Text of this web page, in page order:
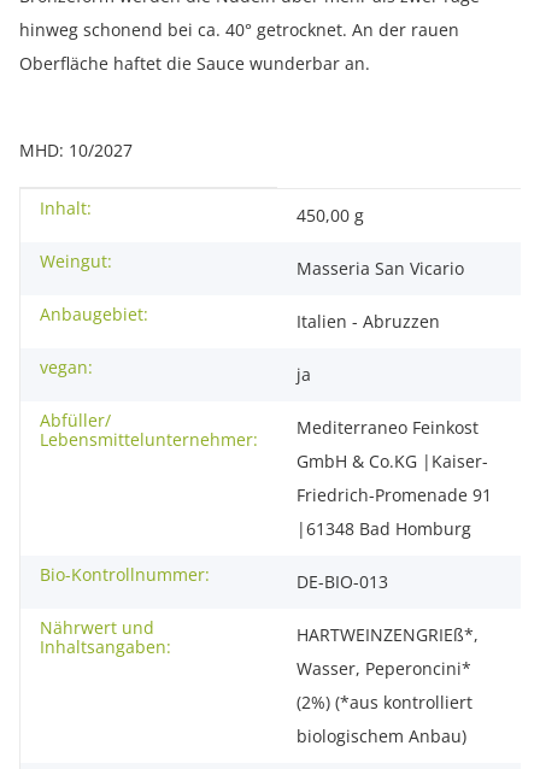
hinweg schonend bei ca. 40° getrocknet. An der rauen
Oberfläche haftet die Sauce wunderbar an.
MHD: 10/2027
Produkteigenschaft
Wert
Inhalt:
450,00 g
Weingut:
Masseria San Vicario
Anbaugebiet:
Italien - Abruzzen
vegan:
ja
Abfüller/
Lebensmittelunternehmer:
Mediterraneo Feinkost
GmbH & Co.KG |Kaiser-
Friedrich-Promenade 91
|61348 Bad Homburg
Bio-Kontrollnummer:
DE-BIO-013
Nährwert und
Inhaltsangaben:
HARTWEINZENGRIEß*,
Wasser, Peperoncini*
(2%) (*aus kontrolliert
biologischem Anbau)